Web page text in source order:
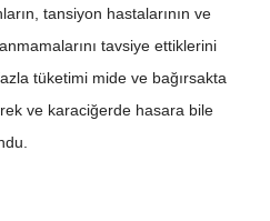
tansiyon hastalarının ve
tavsiye ettiklerini
tüketimi mide ve bağırsakta
ve karaciğerde hasara bile